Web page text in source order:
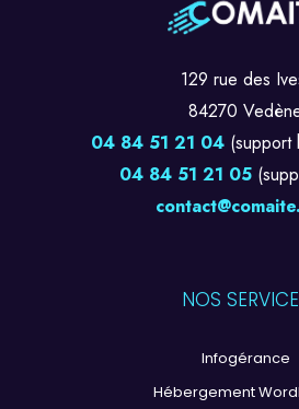
129 rue des
84270
04 84 51 21 04(support
04 84 51 21 05
NOS
Infogérance
Hébergement